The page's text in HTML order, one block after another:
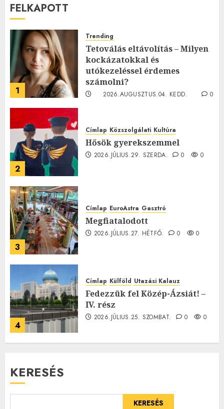
FELKAPOTT
1
Trending
Tetoválás eltávolítás – Milyen
kockázatokkal és
utókezeléssel érdemes
számolni?
2026.AUGUSZTUS.04. KEDD.
0
2
Címlap Közszolgálati Kultúra
Hősök gyerekszemmel
2026.JÚLIUS.29. SZERDA. 0 0
3
Címlap EuroAstra Gasztró
Megfiatalodott
2026.JÚLIUS.27. HÉTFŐ. 0 0
4
Címlap Külföld Utazási Kalauz
Fedezzük fel Közép-Ázsiát! –
IV. rész
2026.JÚLIUS.25. SZOMBAT. 0 0
KERESÉS
KERESÉS